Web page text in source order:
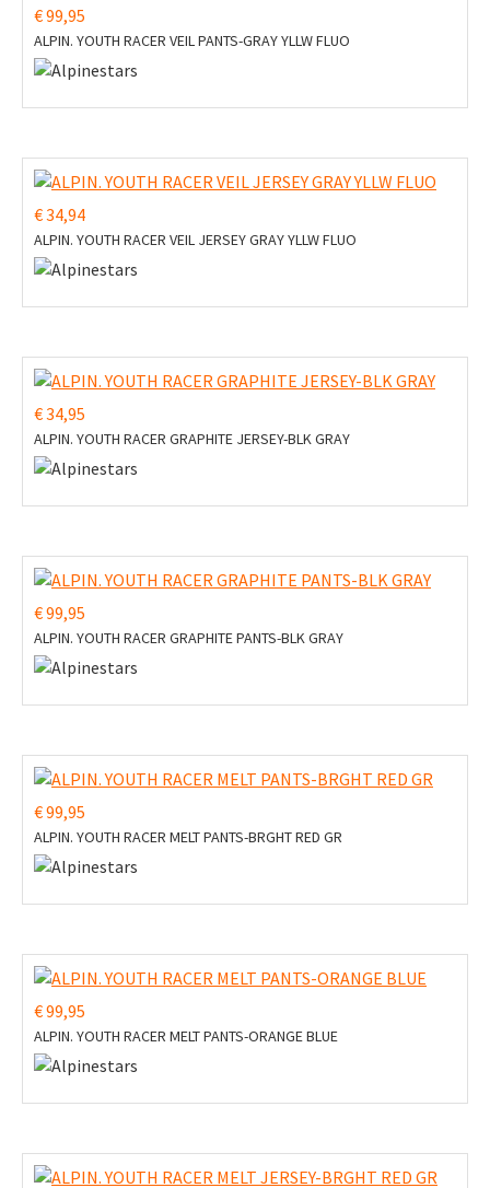
€ 99,95
ALPIN. YOUTH RACER VEIL PANTS-GRAY YLLW FLUO
€ 34,94
ALPIN. YOUTH RACER VEIL JERSEY GRAY YLLW FLUO
€ 34,95
ALPIN. YOUTH RACER GRAPHITE JERSEY-BLK GRAY
€ 99,95
ALPIN. YOUTH RACER GRAPHITE PANTS-BLK GRAY
€ 99,95
ALPIN. YOUTH RACER MELT PANTS-BRGHT RED GR
€ 99,95
ALPIN. YOUTH RACER MELT PANTS-ORANGE BLUE